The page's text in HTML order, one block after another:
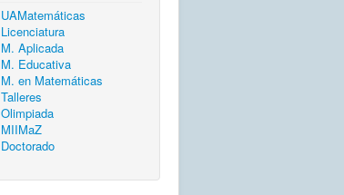
UAMatemáticas
Licenciatura
M. Aplicada
M. Educativa
M. en Matemáticas
Talleres
Olimpiada
MIIMaZ
Doctorado